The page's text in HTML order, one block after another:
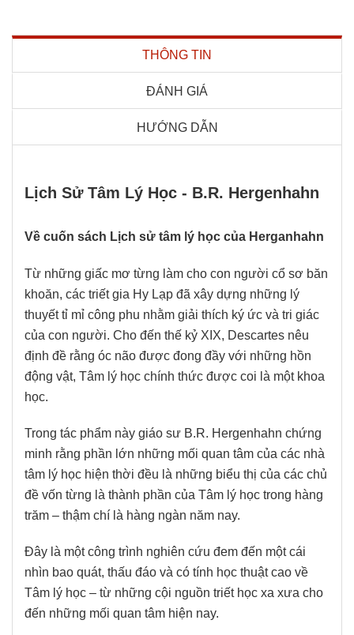
THÔNG TIN
ĐÁNH GIÁ
HƯỚNG DẪN
Lịch Sử Tâm Lý Học - B.R. Hergenhahn
Về cuốn sách Lịch sử tâm lý học của Herganhahn
Từ những giấc mơ từng làm cho con người cổ sơ băn
khoăn, các triết gia Hy Lạp đã xây dựng những lý
thuyết tỉ mỉ công phu nhằm giải thích ký ức và tri giác
của con người. Cho đến thế kỷ XIX, Descartes nêu
định đề rằng óc não được đong đầy với những hồn
động vật, Tâm lý học chính thức được coi là một khoa
học.
Trong tác phẩm này giáo sư B.R. Hergenhahn chứng
minh rằng phần lớn những mối quan tâm của các nhà
tâm lý học hiện thời đều là những biểu thị của các chủ
đề vốn từng là thành phần của Tâm lý học trong hàng
trăm – thậm chí là hàng ngàn năm nay.
Đây là một công trình nghiên cứu đem đến một cái
nhìn bao quát, thấu đáo và có tính học thuật cao về
Tâm lý học – từ những cội nguồn triết học xa xưa cho
đến những mối quan tâm hiện nay.